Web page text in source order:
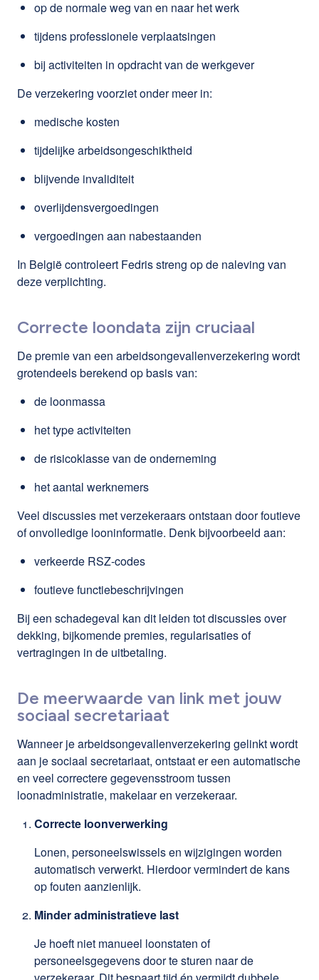
op de normale weg van en naar het werk
tijdens professionele verplaatsingen
bij activiteiten in opdracht van de werkgever
De verzekering voorziet onder meer in:
medische kosten
tijdelijke arbeidsongeschiktheid
blijvende invaliditeit
overlijdensvergoedingen
vergoedingen aan nabestaanden
In België controleert Fedris streng op de naleving van
deze verplichting.
Correcte loondata zijn cruciaal
De premie van een arbeidsongevallenverzekering wordt
grotendeels berekend op basis van:
de loonmassa
het type activiteiten
de risicoklasse van de onderneming
het aantal werknemers
Veel discussies met verzekeraars ontstaan door foutieve
of onvolledige looninformatie. Denk bijvoorbeeld aan:
verkeerde RSZ-codes
foutieve functiebeschrijvingen
Bij een schadegeval kan dit leiden tot discussies over
dekking, bijkomende premies, regularisaties of
vertragingen in de uitbetaling.
De meerwaarde van link met jouw
sociaal secretariaat
Wanneer je arbeidsongevallenverzekering gelinkt wordt
aan je sociaal secretariaat, ontstaat er een automatische
en veel correctere gegevensstroom tussen
loonadministratie, makelaar en verzekeraar.
Correcte loonverwerking
Lonen, personeelswissels en wijzigingen worden
automatisch verwerkt. Hierdoor vermindert de kans
op fouten aanzienlijk.
Minder administratieve last
Je hoeft niet manueel loonstaten of
personeelsgegevens door te sturen naar de